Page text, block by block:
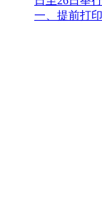
一、提前打